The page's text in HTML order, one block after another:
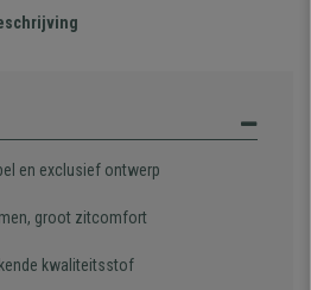
en exclusief ontwerp
groot zitcomfort
kwaliteitsstof